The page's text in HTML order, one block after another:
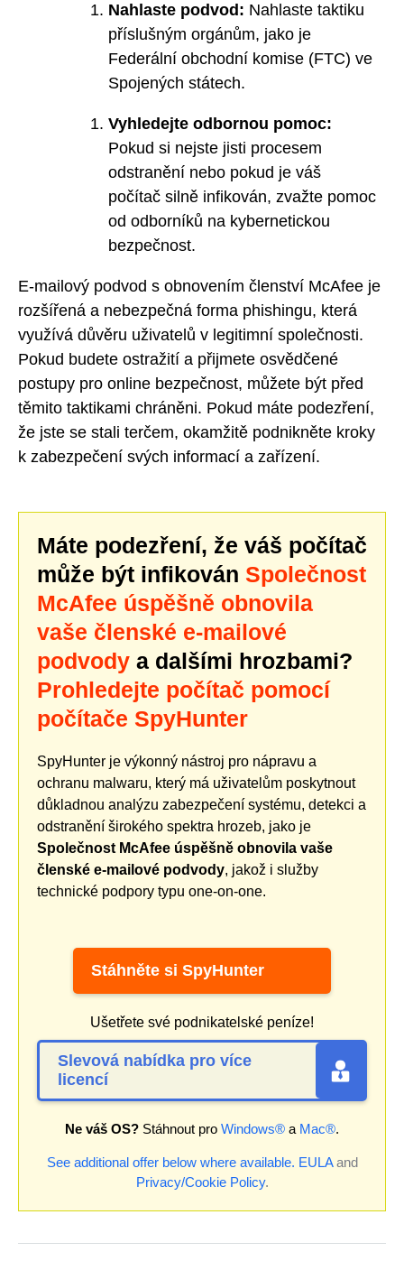
Nahlaste podvod: Nahlaste taktiku
příslušným orgánům, jako je
Federální obchodní komise (FTC) ve
Spojených státech.
Vyhledejte odbornou pomoc:
Pokud si nejste jisti procesem
odstranění nebo pokud je váš
počítač silně infikován, zvažte pomoc
od odborníků na kybernetickou
bezpečnost.
E-mailový podvod s obnovením členství McAfee je
rozšířená a nebezpečná forma phishingu, která
využívá důvěru uživatelů v legitimní společnosti.
Pokud budete ostražití a přijmete osvědčené
postupy pro online bezpečnost, můžete být před
těmito taktikami chráněni. Pokud máte podezření,
že jste se stali terčem, okamžitě podnikněte kroky
k zabezpečení svých informací a zařízení.
Máte podezření, že váš počítač
může být infikován Společnost
McAfee úspěšně obnovila
vaše členské e-mailové
podvody a dalšími hrozbami?
Prohledejte počítač pomocí
počítače SpyHunter
SpyHunter je výkonný nástroj pro nápravu a
ochranu malwaru, který má uživatelům poskytnout
důkladnou analýzu zabezpečení systému, detekci a
odstranění širokého spektra hrozeb, jako je
Společnost McAfee úspěšně obnovila vaše
členské e-mailové podvody, jakož i služby
technické podpory typu one-on-one.
Stáhněte si SpyHunter
Ušetřete své podnikatelské peníze!
Slevová nabídka pro více
licencí
Ne váš OS? Stáhnout pro Windows® a Mac®.
See additional offer below where available. EULAand
Privacy/Cookie Policy.